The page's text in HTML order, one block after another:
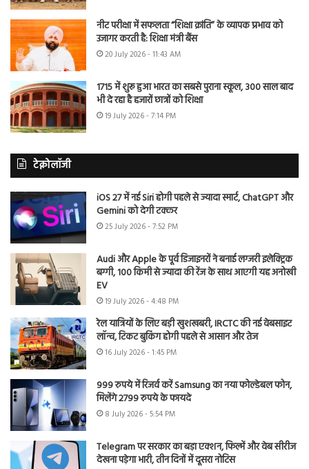
नीट परीक्षा में सफलता “शिक्षा क्रांति” के व्यापक प्रभाव को
उजागर करती है: शिक्षा मंत्री बैंस
20 July 2026 - 11:43 AM
1715 में शुरू हुआ भारत का सबसे पुराना स्कूल, 300 साल बाद
भी दे रहा है हजारों छात्रों को शिक्षा
19 July 2026 - 7:14 PM
टेक्नोलॉजी
iOS 27 में नई Siri होगी पहले से ज्यादा स्मार्ट, ChatGPT और
Gemini को देगी टक्कर
25 July 2026 - 7:52 PM
Audi और Apple के पूर्व डिजाइनरों ने बनाई लग्जरी इलेक्ट्रिक
बग्गी, 100 किमी से ज्यादा की रेंज के साथ आएगी यह अनोखी
EV
19 July 2026 - 4:48 PM
रेल यात्रियों के लिए बड़ी खुशखबरी, IRCTC की नई वेबसाइट
लॉन्च, टिकट बुकिंग होगी पहले से आसान और तेज
16 July 2026 - 1:45 PM
999 रुपये में रिजर्व करें Samsung का नया फोल्डेबल फोन,
मिलेंगे 2799 रुपये के फायदे
8 July 2026 - 5:54 PM
Telegram पर सरकार का बड़ा एक्शन, फिल्में और वेब सीरीज
देखना पड़ेगा भारी, तीन दिनों में दूसरा नोटिस